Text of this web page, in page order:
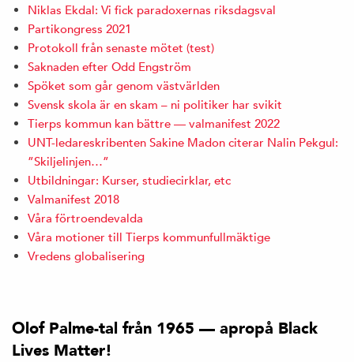
Niklas Ekdal: Vi fick paradoxernas riksdagsval
Partikongress 2021
Protokoll från senaste mötet (test)
Saknaden efter Odd Engström
Spöket som går genom västvärlden
Svensk skola är en skam – ni politiker har svikit
Tierps kommun kan bättre — valmanifest 2022
UNT-ledareskribenten Sakine Madon citerar Nalin Pekgul:
”Skiljelinjen…”
Utbildningar: Kurser, studiecirklar, etc
Valmanifest 2018
Våra förtroendevalda
Våra motioner till Tierps kommunfullmäktige
Vredens globalisering
Olof Palme-tal från 1965 — apropå Black
Lives Matter!